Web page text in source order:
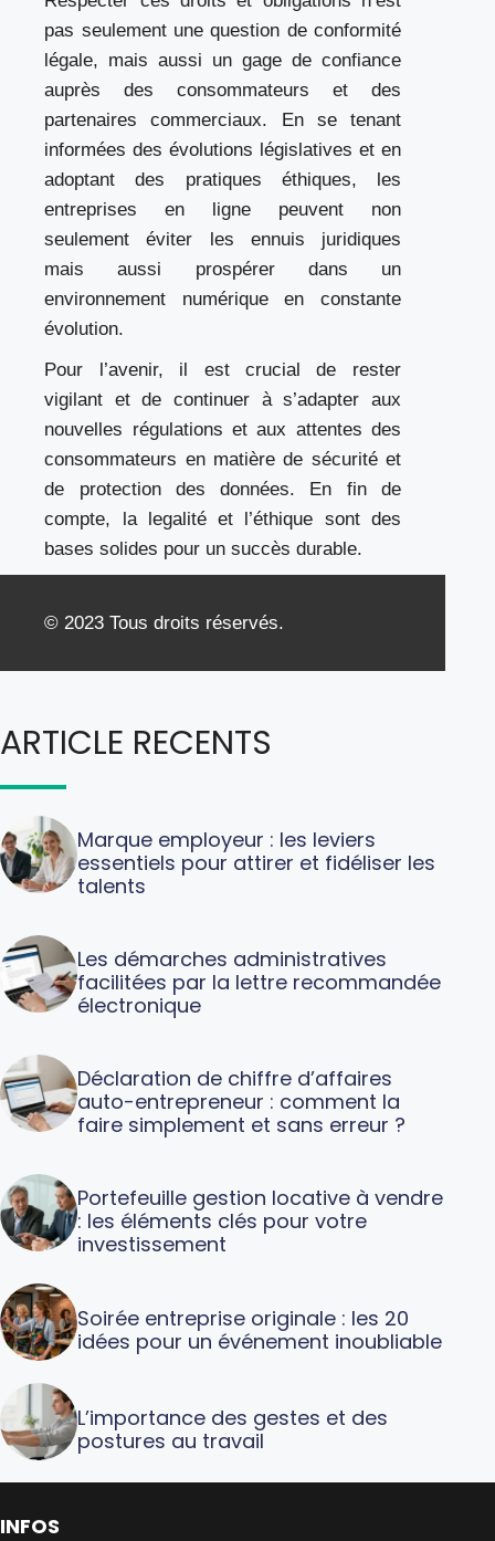
pas seulement une question de conformité
légale, mais aussi un gage de confiance
auprès des consommateurs et des
partenaires commerciaux. En se tenant
informées des évolutions législatives et en
adoptant des pratiques éthiques, les
entreprises en ligne peuvent non
seulement éviter les ennuis juridiques
mais aussi prospérer dans un
environnement numérique en constante
évolution.
Pour l’avenir, il est crucial de rester
vigilant et de continuer à s’adapter aux
nouvelles régulations et aux attentes des
consommateurs en matière de sécurité et
de protection des données. En fin de
compte, la legalité et l’éthique sont des
bases solides pour un succès durable.
© 2023 Tous droits réservés.
ARTICLE RECENTS
Marque employeur : les leviers
essentiels pour attirer et fidéliser les
talents
Les démarches administratives
facilitées par la lettre recommandée
électronique
Déclaration de chiffre d’affaires
auto-entrepreneur : comment la
faire simplement et sans erreur ?
Portefeuille gestion locative à vendre
: les éléments clés pour votre
investissement
Soirée entreprise originale : les 20
idées pour un événement inoubliable
L’importance des gestes et des
postures au travail
INFOS